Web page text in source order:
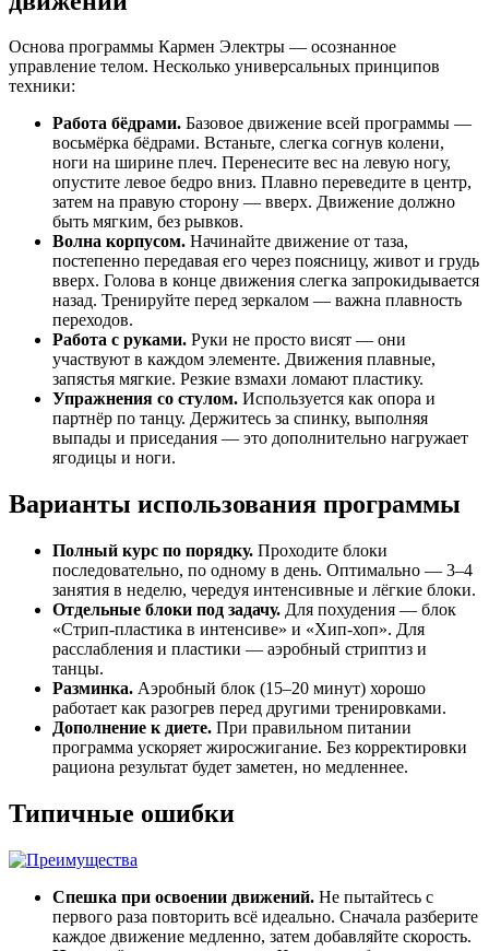
Основа программы Кармен Электры — осознанное
управление телом. Несколько универсальных принципов
техники:
Работа бёдрами. Базовое движение всей программы —
восьмёрка бёдрами. Встаньте, слегка согнув колени,
ноги на ширине плеч. Перенесите вес на левую ногу,
опустите левое бедро вниз. Плавно переведите в центр,
затем на правую сторону — вверх. Движение должно
быть мягким, без рывков.
Волна корпусом. Начинайте движение от таза,
постепенно передавая его через поясницу, живот и грудь
вверх. Голова в конце движения слегка запрокидывается
назад. Тренируйте перед зеркалом — важна плавность
переходов.
Работа с руками. Руки не просто висят — они
участвуют в каждом элементе. Движения плавные,
запястья мягкие. Резкие взмахи ломают пластику.
Упражнения со стулом. Используется как опора и
партнёр по танцу. Держитесь за спинку, выполняя
выпады и приседания — это дополнительно нагружает
ягодицы и ноги.
Варианты использования программы
Полный курс по порядку. Проходите блоки
последовательно, по одному в день. Оптимально — 3–4
занятия в неделю, чередуя интенсивные и лёгкие блоки.
Отдельные блоки под задачу. Для похудения — блок
«Стрип-пластика в интенсиве» и «Хип-хоп». Для
расслабления и пластики — аэробный стриптиз и
танцы.
Разминка. Аэробный блок (15–20 минут) хорошо
работает как разогрев перед другими тренировками.
Дополнение к диете. При правильном питании
программа ускоряет жиросжигание. Без корректировки
рациона результат будет заметен, но медленнее.
Типичные ошибки
Спешка при освоении движений. Не пытайтесь с
первого раза повторить всё идеально. Сначала разберите
каждое движение медленно, затем добавляйте скорость.